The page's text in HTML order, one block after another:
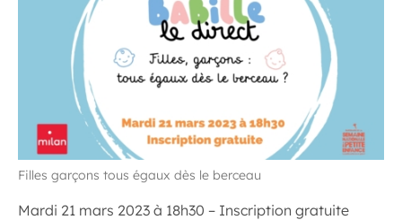
Filles garçons tous égaux dès le berceau
Mardi 21 mars 2023 à 18h30 – Inscription gratuite